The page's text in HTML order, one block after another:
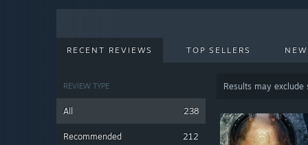
RECENT REVIEWS TOP SELLERS
REVIEW TYPE
All 238
Recommended 212
Results may exclude